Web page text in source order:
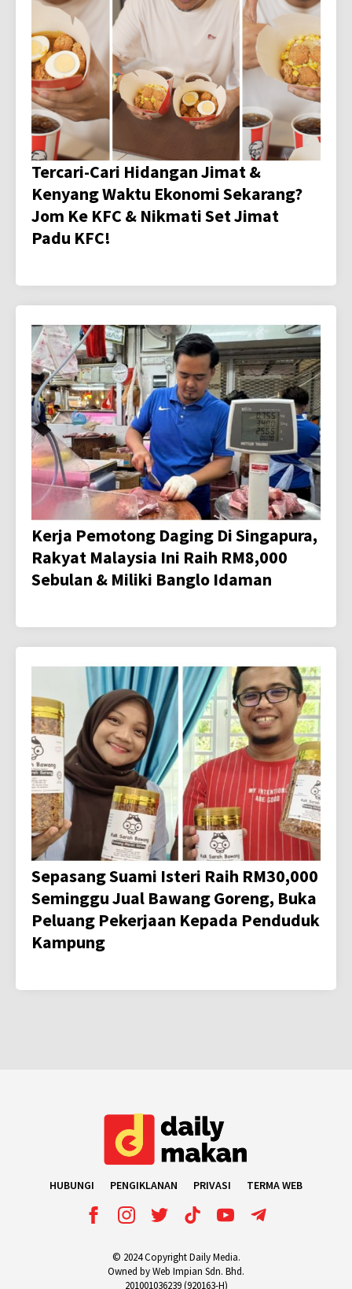
Tercari-Cari Hidangan Jimat &
Kenyang Waktu Ekonomi Sekarang?
Jom Ke KFC & Nikmati Set Jimat
Padu KFC!
Kerja Pemotong Daging Di Singapura,
Rakyat Malaysia Ini Raih RM8,000
Sebulan & Miliki Banglo Idaman
Sepasang Suami Isteri Raih RM30,000
Seminggu Jual Bawang Goreng, Buka
Peluang Pekerjaan Kepada Penduduk
Kampung
HUBUNGI PENGIKLANAN PRIVASI TERMA WEB
© 2024 Copyright Daily Media.
Owned by Web Impian Sdn. Bhd.
201001036239 (920163-H)